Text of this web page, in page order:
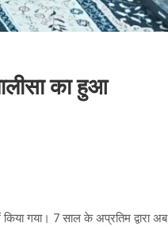
का हुआ
किया गया। 7 साल के अप्रतिम द्वारा अब